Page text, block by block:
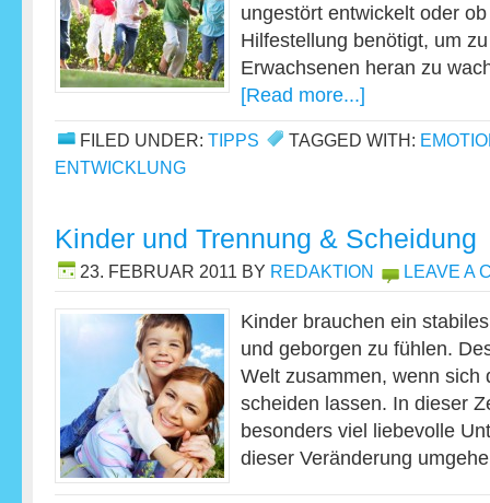
ungestört entwickelt oder
Hilfestellung benötigt, um
Erwachsenen heran zu
[Read more...]
FILED UNDER: TIPPS TAGGED WITH:
ENTWICKLUNG
Kinder und Trennung & Scheidung
23. FEBRUAR 2011 BY REDAKTION LEAVE A
Kinder brauchen ein
und geborgen zu fühlen.
Welt zusammen, wenn sich
scheiden lassen. In dieser
besonders viel liebevolle
dieser Veränderung